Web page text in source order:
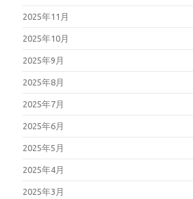
2025年11月
2025年10月
2025年9月
2025年8月
2025年7月
2025年6月
2025年5月
2025年4月
2025年3月